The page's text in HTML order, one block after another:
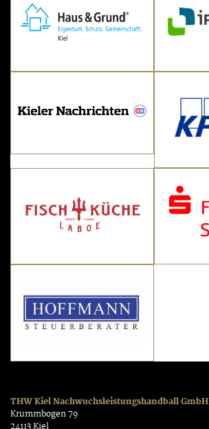
THW Kiel Nachwuchsleistungshandball GmbH
Krummbogen 79